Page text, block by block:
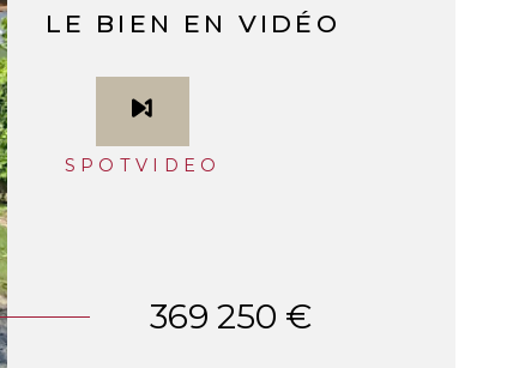
LE BIEN EN VIDÉO
SPOTVIDEO
369 250 €